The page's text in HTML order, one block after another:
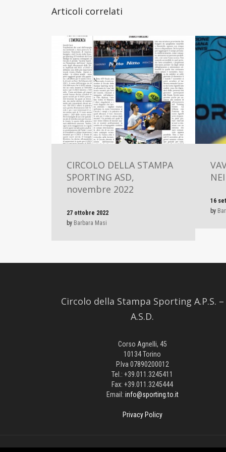
Articoli correlati
CIRCOLO DELLA STAMPA
SPORTING ASD,
novembre 2022
27 ottobre 2022
by Barbara Masi
16
by
Circolo della Stampa Sporting A.P.S. –
A.S.D.
Corso Agnelli, 45
10134 Torino
P.Iva 07890200012
Tel.: +39.011.3245411
Fax: +39.011.3245444
Email: info@sporting.to.it
Privacy Policy